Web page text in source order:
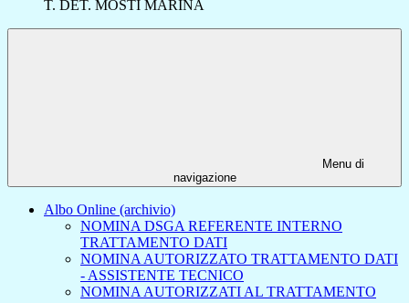
T. DET. MOSTI MARINA
Menu di
navigazione
Albo Online (archivio)
NOMINA DSGA REFERENTE INTERNO
TRATTAMENTO DATI
NOMINA AUTORIZZATO TRATTAMENTO DATI
- ASSISTENTE TECNICO
NOMINA AUTORIZZATI AL TRATTAMENTO